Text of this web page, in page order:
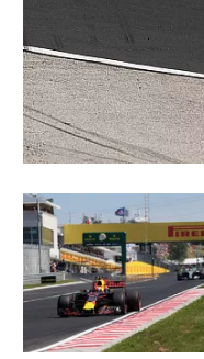
NASCAR CUP